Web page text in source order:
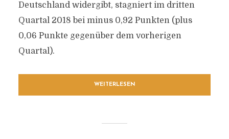
Deutschland widergibt, stagniert im dritten
Quartal 2018 bei minus 0,92 Punkten (plus
0,06 Punkte gegenüber dem vorherigen
Quartal).
WEITERLESEN